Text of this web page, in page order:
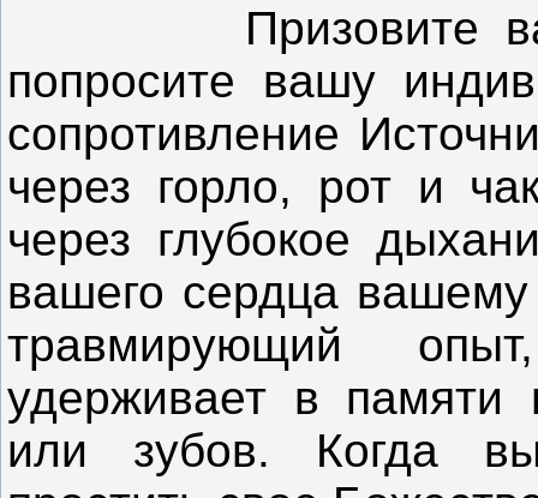
Призовите ваше
попросите вашу
сопротивление
через горло, рот и
через глубокое
вашего сердца
травмирующий
удерживает в
или зубов. Когда